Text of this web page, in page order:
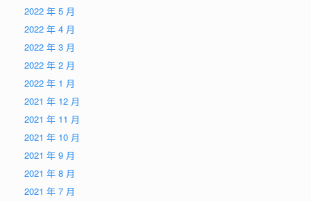
2022 年 5 月
2022 年 4 月
2022 年 3 月
2022 年 2 月
2022 年 1 月
2021 年 12 月
2021 年 11 月
2021 年 10 月
2021 年 9 月
2021 年 8 月
2021 年 7 月